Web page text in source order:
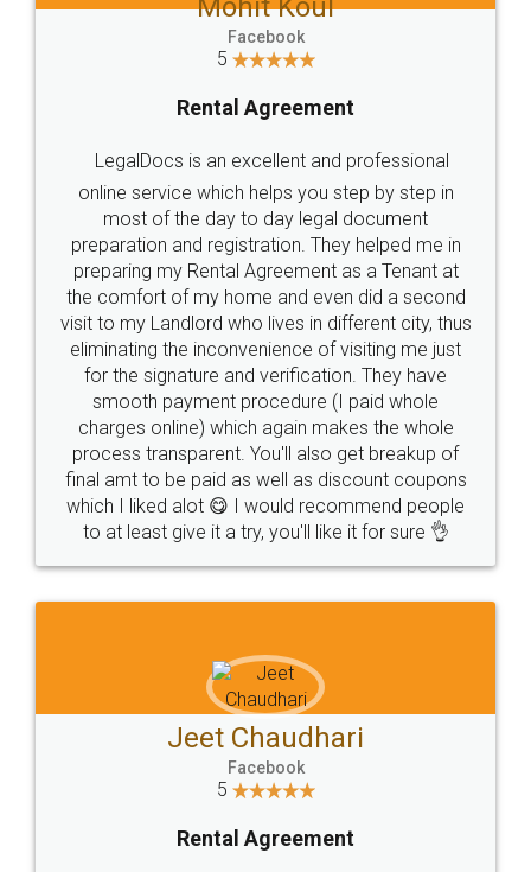
Head Office
307-308 , Building No 3,
Sector 3, Millenium Business
Park (MBP) Mahape 400710
Email
hello@legaldocs.co.in
Call us at
+91 9022-1199-22
SHOW US SOME LOVE ON
SOCIAL MEDIA
© 2022 - All Rights with legaldocs
Privacy Policy Blog Contact Us Careers About Us